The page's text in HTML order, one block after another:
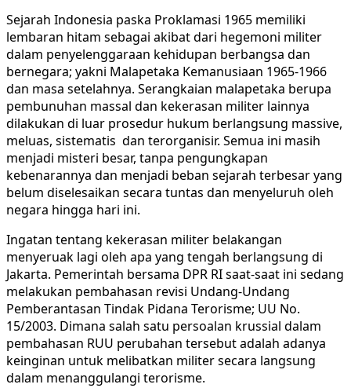
Sejarah Indonesia paska Proklamasi 1965 memiliki
lembaran hitam sebagai akibat dari hegemoni militer
dalam penyelenggaraan kehidupan berbangsa dan
bernegara; yakni Malapetaka Kemanusiaan 1965-1966
dan masa setelahnya. Serangkaian malapetaka berupa
pembunuhan massal dan kekerasan militer lainnya
dilakukan di luar prosedur hukum berlangsung massive,
meluas, sistematis dan terorganisir. Semua ini masih
menjadi misteri besar, tanpa pengungkapan
kebenarannya dan menjadi beban sejarah terbesar yang
belum diselesaikan secara tuntas dan menyeluruh oleh
negara hingga hari ini.
Ingatan tentang kekerasan militer belakangan
menyeruak lagi oleh apa yang tengah berlangsung di
Jakarta. Pemerintah bersama DPR RI saat-saat ini sedang
melakukan pembahasan revisi Undang-Undang
Pemberantasan Tindak Pidana Terorisme; UU No.
15/2003. Dimana salah satu persoalan krussial dalam
pembahasan RUU perubahan tersebut adalah adanya
keinginan untuk melibatkan militer secara langsung
dalam menanggulangi terorisme.